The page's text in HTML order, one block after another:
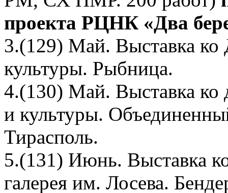
проекта РЦНК «Два
3.(129) Май. Выставка
культуры. Рыбница.
4.(130) Май. Выставка ко
и культуры.
Тирасполь.
5.(131) Июнь. Выставка
галерея им. Лосева.